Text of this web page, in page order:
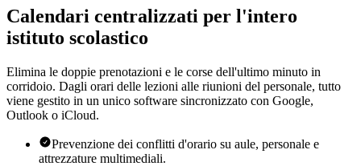
Calendari centralizzati per l'intero
istituto scolastico
Elimina le doppie prenotazioni e le corse dell'ultimo minuto in
corridoio. Dagli orari delle lezioni alle riunioni del personale, tutto
viene gestito in un unico software sincronizzato con Google,
Outlook o iCloud.
Prevenzione dei conflitti d'orario su aule, personale e
attrezzature multimediali.